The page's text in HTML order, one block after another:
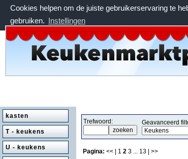
Cookies helpen om de juiste gebruikerservaring te
gebruiken. Instellingen
zaterdag 8 augustus 2026, 08:43 uur
kasten
T - keukens
U - keukens
Trefwoord: Geavanceerd
Pagina: << | 1 2 3 ... 13 | >>